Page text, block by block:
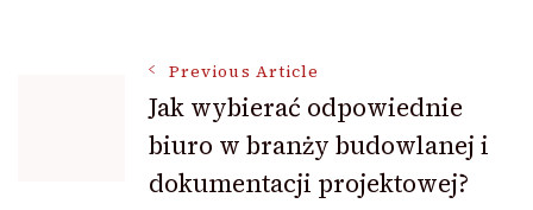
Navigation
Previous Article
Jak wybierać odpowiednie
biuro w branży budowlanej i
dokumentacji projektowej?